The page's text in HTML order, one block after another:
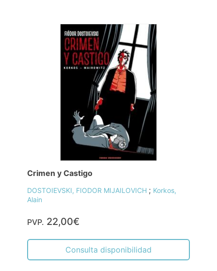
Crimen y Castigo
DOSTOIEVSKI, FIODOR MIJAILOVICH ; Korkos,
Alain
PVP. 22,00€
Consulta disponibilidad